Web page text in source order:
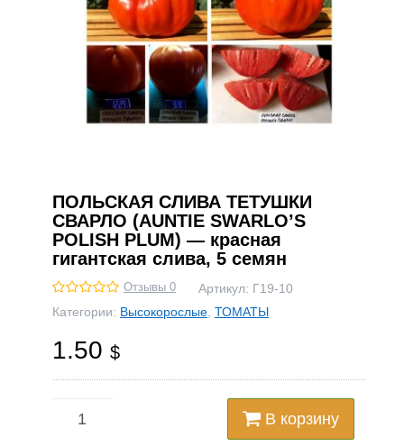
ПОЛЬСКАЯ СЛИВА ТЕТУШКИ
СВАРЛО (AUNTIE SWARLO’S
POLISH PLUM) — красная
гигантская слива, 5 семян
Отзывы 0 Артикул: Г19-10
Категории: Высокорослые ТОМАТЫ
1.50 $
В корзину